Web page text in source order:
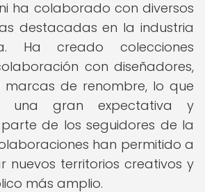
ha colaborado con diversos
destacadas en la industria
Ha creado colecciones
con diseñadores,
marcas de renombre, lo que
una gran expectativa y
de los seguidores de la
han permitido a
nuevos territorios creativos y
más amplio.